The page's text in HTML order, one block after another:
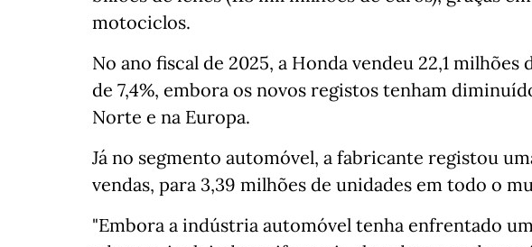
motociclos.
No ano fiscal de 2025, a Honda vendeu 22,1
de 7,4%, embora os novos registos tenham
Norte e na Europa.
Já no segmento automóvel, a fabricante registou
vendas, para 3,39 milhões de unidades em todo o
"Embora a indústria automóvel tenha enfrentado